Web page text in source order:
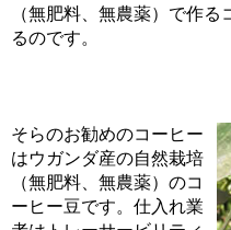
（無肥料、無農薬）で作
るのです。
そらのお勧めのコーヒー
はウガンダ産の自然栽培
（無肥料、無農薬）のコ
ーヒー豆です。仕入れ業